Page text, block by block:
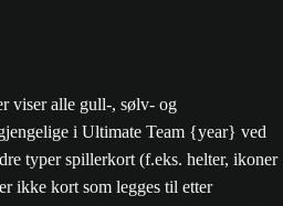
viser alle gull-, sølv- og
i Ultimate Team {year} ved
typer spillerkort (f.eks. helter, ikoner
ikke kort som legges til etter